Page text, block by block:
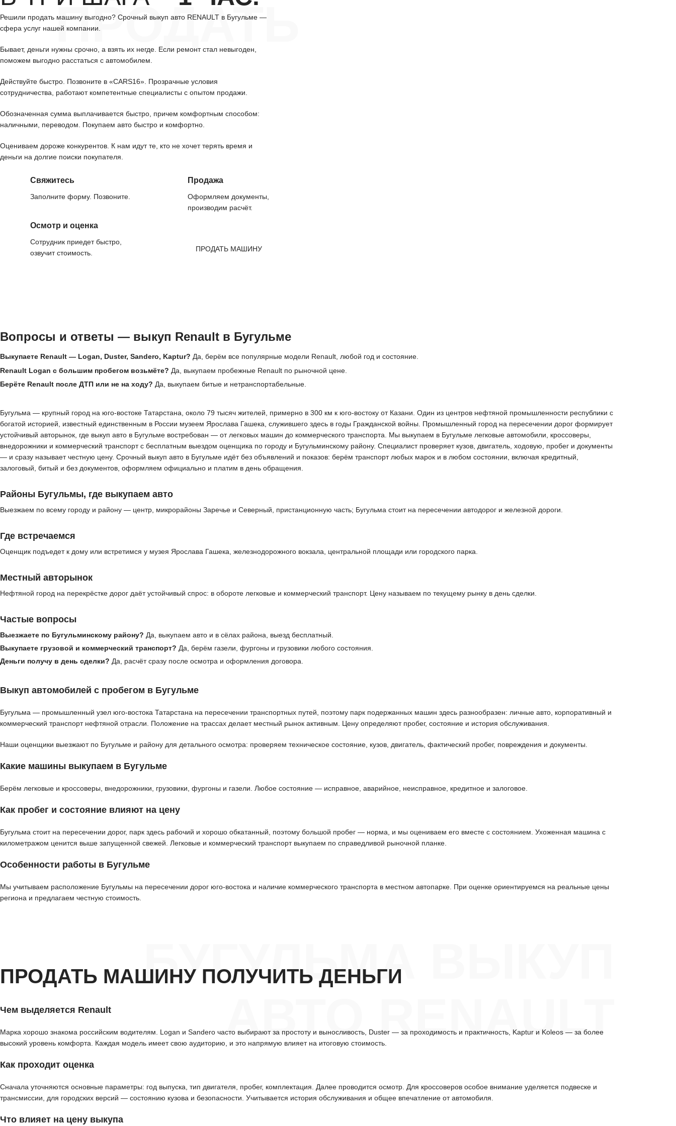
ПРОДАТЬ
Решили продать машину выгодно? Срочный выкуп авто RENAULT в Бугульме —
сфера услуг нашей компании.
Бывает, деньги нужны срочно, а взять их негде. Если ремонт стал невыгоден,
поможем выгодно расстаться с автомобилем.
Действуйте быстро. Позвоните в «CARS16». Прозрачные условия
сотрудничества, работают компетентные специалисты с опытом продажи.
Обозначенная сумма выплачивается быстро, причем комфортным способом:
наличными, переводом. Покупаем авто быстро и комфортно.
Оцениваем дороже конкурентов. К нам идут те, кто не хочет терять время и
деньги на долгие поиски покупателя.
Свяжитесь
Заполните форму. Позвоните.
Осмотр и оценка
Сотрудник приедет быстро,
озвучит стоимость.
Продажа
Оформляем документы,
производим расчёт.
ПРОДАТЬ МАШИНУ
Вопросы и ответы — выкуп Renault в Бугульме
Выкупаете Renault — Logan, Duster, Sandero, Kaptur? Да, берём все популярные модели Renault, любой год и состояние.
Renault Logan с большим пробегом возьмёте? Да, выкупаем пробежные Renault по рыночной цене.
Берёте Renault после ДТП или не на ходу? Да, выкупаем битые и нетранспортабельные.
Бугульма — крупный город на юго-востоке Татарстана, около 79 тысяч жителей, примерно в 300 км к юго-востоку от Казани. Один из центров нефтяной промышленности республики с
богатой историей, известный единственным в России музеем Ярослава Гашека, служившего здесь в годы Гражданской войны. Промышленный город на пересечении дорог формирует
устойчивый авторынок, где выкуп авто в Бугульме востребован — от легковых машин до коммерческого транспорта. Мы выкупаем в Бугульме легковые автомобили, кроссоверы,
внедорожники и коммерческий транспорт с бесплатным выездом оценщика по городу и Бугульминскому району. Специалист проверяет кузов, двигатель, ходовую, пробег и документы
— и сразу называет честную цену. Срочный выкуп авто в Бугульме идёт без объявлений и показов: берём транспорт любых марок и в любом состоянии, включая кредитный,
залоговый, битый и без документов, оформляем официально и платим в день обращения.
Районы Бугульмы, где выкупаем авто
Выезжаем по всему городу и району — центр, микрорайоны Заречье и Северный, пристанционную часть; Бугульма стоит на пересечении автодорог и железной дороги.
Где встречаемся
Оценщик подъедет к дому или встретимся у музея Ярослава Гашека, железнодорожного вокзала, центральной площади или городского парка.
Местный авторынок
Нефтяной город на перекрёстке дорог даёт устойчивый спрос: в обороте легковые и коммерческий транспорт. Цену называем по текущему рынку в день сделки.
Частые вопросы
Выезжаете по Бугульминскому району? Да, выкупаем авто и в сёлах района, выезд бесплатный.
Выкупаете грузовой и коммерческий транспорт? Да, берём газели, фургоны и грузовики любого состояния.
Деньги получу в день сделки? Да, расчёт сразу после осмотра и оформления договора.
Выкуп автомобилей с пробегом в Бугульме
Бугульма — промышленный узел юго-востока Татарстана на пересечении транспортных путей, поэтому парк подержанных машин здесь разнообразен: личные авто, корпоративный и
коммерческий транспорт нефтяной отрасли. Положение на трассах делает местный рынок активным. Цену определяют пробег, состояние и история обслуживания.
Наши оценщики выезжают по Бугульме и району для детального осмотра: проверяем техническое состояние, кузов, двигатель, фактический пробег, повреждения и документы.
Какие машины выкупаем в Бугульме
Берём легковые и кроссоверы, внедорожники, грузовики, фургоны и газели. Любое состояние — исправное, аварийное, неисправное, кредитное и залоговое.
Как пробег и состояние влияют на цену
Бугульма стоит на пересечении дорог, парк здесь рабочий и хорошо обкатанный, поэтому большой пробег — норма, и мы оцениваем его вместе с состоянием. Ухоженная машина с
километражом ценится выше запущенной свежей. Легковые и коммерческий транспорт выкупаем по справедливой рыночной планке.
Особенности работы в Бугульме
Мы учитываем расположение Бугульмы на пересечении дорог юго-востока и наличие коммерческого транспорта в местном автопарке. При оценке ориентируемся на реальные цены
региона и предлагаем честную стоимость.
БУГУЛЬМА ВЫКУП
АВТО RENAULT
ПРОДАТЬ МАШИНУ ПОЛУЧИТЬ ДЕНЬГИ
Чем выделяется Renault
Марка хорошо знакома российским водителям. Logan и Sandero часто выбирают за простоту и выносливость, Duster — за проходимость и практичность, Kaptur и Koleos — за более
высокий уровень комфорта. Каждая модель имеет свою аудиторию, и это напрямую влияет на итоговую стоимость.
Как проходит оценка
Сначала уточняются основные параметры: год выпуска, тип двигателя, пробег, комплектация. Далее проводится осмотр. Для кроссоверов особое внимание уделяется подвеске и
трансмиссии, для городских версий — состоянию кузова и безопасности. Учитывается история обслуживания и общее впечатление от автомобиля.
Что влияет на цену выкупа